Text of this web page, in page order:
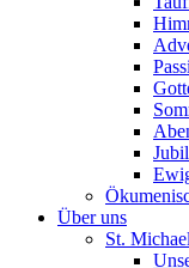
Über uns
St.